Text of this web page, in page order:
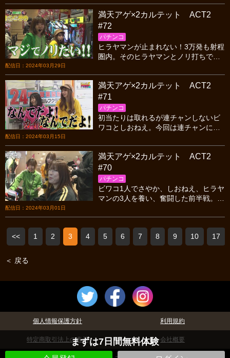
まずは7日間無料体験
り、予想しながらの実戦。どんな組み
合わせなのか？
配信日：2024年03月29日
満天アゲ×2カルテット ACT2
#72
パチンコ
ヒラヤマンが止まれない！3万発も射程
圏内。そのヒラヤマンとノリ打ちでき
意されている。今回のダマノリはどん
な組み合わせなのか？
配信日：2024年03月15日
満天アゲ×2カルテット ACT2
#71
パチンコ
初当たりは取れるが連チャンしないビ
ワコとしおねえ。今回は連チャンに苦
ンが連チャンする！しかし、さやかが
迷走し台移動を繰り返す。
配信日：2024年03月01日
満天アゲ×2カルテット ACT2
#70
パチンコ
ビワコ1人でさやか、しおねえ、ヒラヤ
マンの3人を養い、奮闘した前半戦。そ
ければ…と、思ったその時、アノ人が
爆発する！
<<
1 2 3 4 5 6 7 8 9 10 17
＜ 戻る
個人情報保護方針 利用規約
特定商取引法上の表示 会社概要